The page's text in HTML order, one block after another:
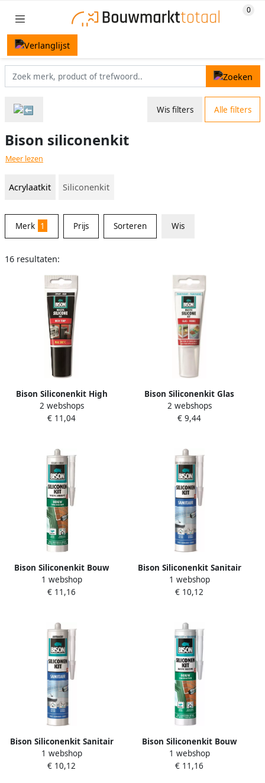
Wis filters Alle filters
Bison siliconenkit
Meer lezen
Acrylaatkit Siliconenkit
Merk 1 Prijs Sorteren Wis
16 resultaten:
Bison Siliconenkit High
Temp Zwart Tub 60Ml*12
Nlfr 6301463
2 webshops
€ 11,04
Bison Siliconenkit Glas
Transparant Tub 60Ml*12
Nlfr 6301462
2 webshops
€ 9,44
Bison Siliconenkit Bouw
Grijs Crt 300Ml*12 Nlfr
1491363
1 webshop
€ 11,16
Bison Siliconenkit Sanitair
Trijs 300Ml*12 Nl 6307651
1 webshop
€ 10,12
Bison Siliconenkit Sanitair
Antraciet Crt 300Ml*12 Nl
6307652
1 webshop
€ 10,12
Bison Siliconenkit Bouw
Transparant Crt 300Ml*12
Nlfr 1491362
1 webshop
€ 11,16